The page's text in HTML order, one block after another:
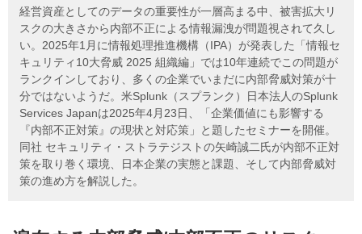
経営資産としてのデータの重要性が一層高まる中、被害拡大リ
スクの大きさから内部不正による情報漏洩が問題視されて久し
い。2025年1月に情報処理推進機構（IPA）が発表した「情報セ
キュリティ10大脅威 2025 組織編」では10年連続でこの問題が
ランクインしており、多くの企業でいまだに内部脅威対策が十
分ではないようだ。米Splunk（スプランク）日本法人のSplunk
Services Japanは2025年4月23日、「企業価値にも影響する
『内部不正対策』の現状と対応策」と題したセミナーを開催。
同社 セキュリティ・ストラテジストの矢崎誠二氏が内部不正対
策を取り巻く環境、日本企業の実態と課題、そして内部脅威対
策の進め方を解説した。